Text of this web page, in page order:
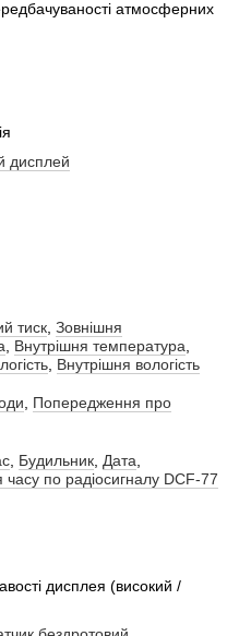
атмосферних
дисплей
тиск Зовнішня
Внутрішня температура
Внутрішня вологість
Попередження про
Будильник Дата
часу по радіосигналу DCF-77
дисплея (високий /